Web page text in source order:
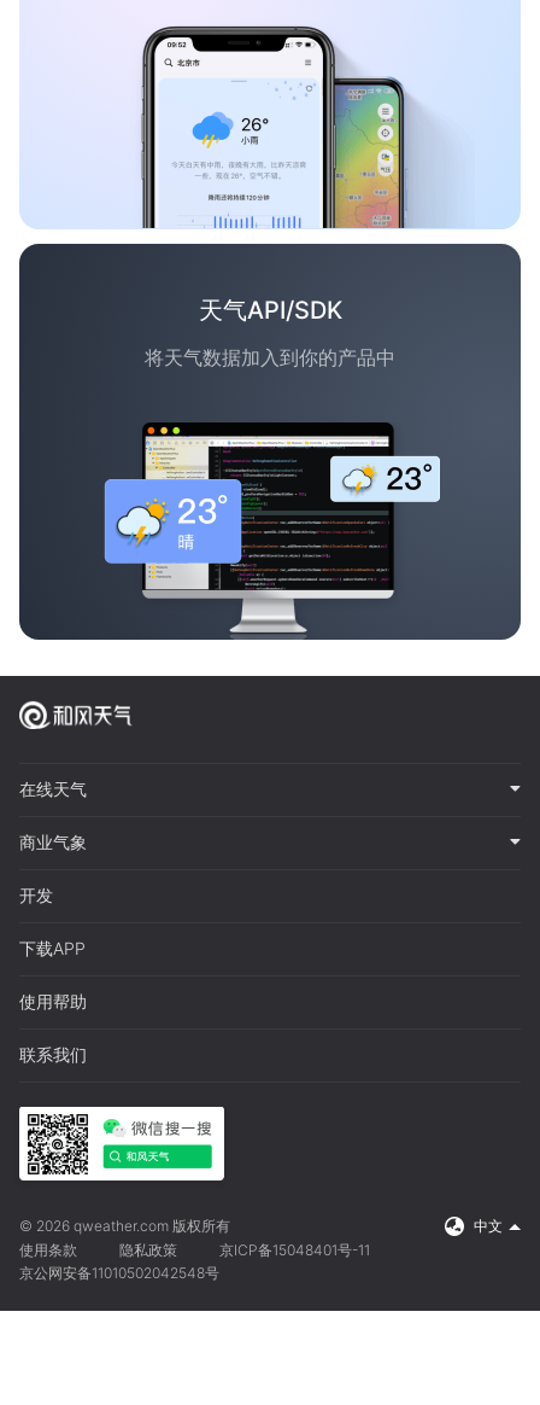
天气API/SDK
将天气数据加入到你的产品中
在线天气
商业气象
开发
下载APP
使用帮助
联系我们
© 2026 qweather.com 版权所有
中文
使用条款
隐私政策
京ICP备15048401号-11
京公网安备11010502042548号